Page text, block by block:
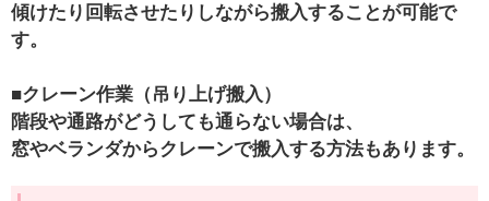
傾けたり回転させたりしながら搬入することが可能で
す。
■クレーン作業（吊り上げ搬入）
階段や通路がどうしても通らない場合は、
窓やベランダからクレーンで搬入する方法もあります。